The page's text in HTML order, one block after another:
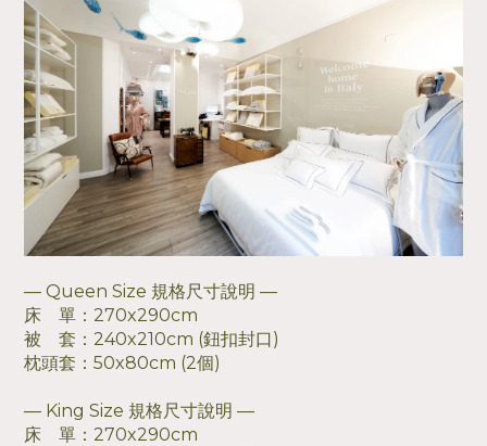
— Queen Size 規格尺寸說明 —
床 單：270x290cm
被 套：240x210cm (鈕扣封口)
枕頭套：50x80cm (2個)
— King Size 規格尺寸說明 —
床 單：270x290cm